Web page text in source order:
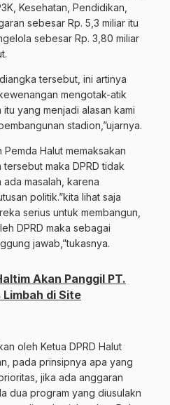
Kesehatan, Pendidikan,
sebesar Rp. 5,3 miliar itu
sebesar Rp. 3,80 miliar
tersebut, ini artinya
mengotak-atik
yang menjadi alasan kami
stadion,”ujarnya.
Halut memaksakan
maka DPRD tidak
masalah, karena
politik.”kita lihat saja
serius untuk membangun,
DPRD maka sebagai
jawab,”tukasnya.
Akan Panggil PT.
di Site
oleh Ketua DPRD Halut
pada prinsipnya apa yang
jika ada anggaran
dua program yang diusulakn